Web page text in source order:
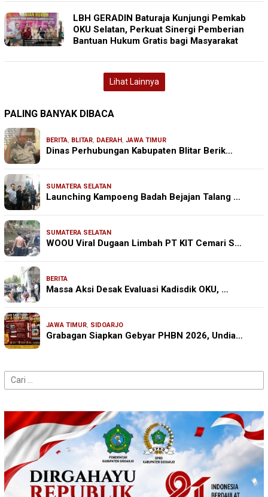
LBH GERADIN Baturaja Kunjungi Pemkab
OKU Selatan, Perkuat Sinergi Pemberian
Bantuan Hukum Gratis bagi Masyarakat
Lihat Lainnya
PALING BANYAK DIBACA
BERITA, BLITAR, DAERAH , JAWA TIMUR
Dinas Perhubungan Kabupaten Blitar Berik…
SUMATERA SELATAN
Launching Kampoeng Badah Bejajan Talang …
SUMATERA SELATAN
WOOU Viral Dugaan Limbah PT KIT Cemari S…
BERITA
Massa Aksi Desak Evaluasi Kadisdik OKU, …
JAWA TIMUR, SIDOARJO
Grabagan Siapkan Gebyar PHBN 2026, Undia…
Cari
untuk: